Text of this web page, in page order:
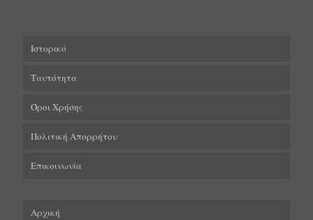
Ιστορικό
Ταυτότητα
Όροι Χρήσης
Πολιτική Απορρήτου
Επικοινωνία
Αρχική